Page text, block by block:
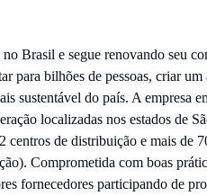
Brasil e segue renovando seu
para bilhões de pessoas, criar
sustentável do país. A empresa
localizadas nos estados de
de distribuição e mais de
Comprometida com boas
fornecedores participando de